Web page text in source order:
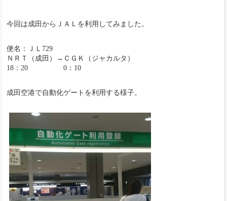
今回は成田からＪＡＬを利用してみました。
便名：ＪＬ729
ＮＲＴ（成田）→ＣＧＫ（ジャカルタ）
18：20 0：10
成田空港で自動化ゲートを利用する様子。